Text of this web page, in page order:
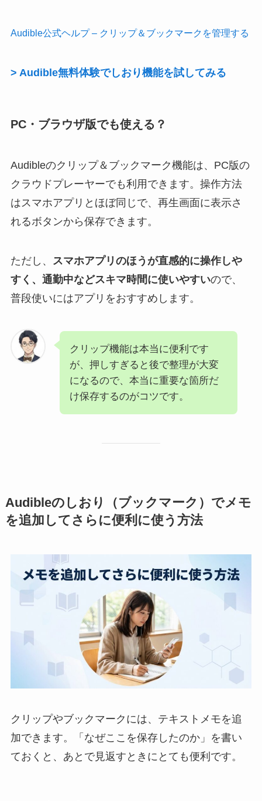
Audible公式ヘルプ – クリップ＆ブックマークを管理する
> Audible無料体験でしおり機能を試してみる
PC・ブラウザ版でも使える？
Audibleのクリップ＆ブックマーク機能は、PC版の
クラウドプレーヤーでも利用できます。操作方法
はスマホアプリとほぼ同じで、再生画面に表示さ
れるボタンから保存できます。
ただし、 スマホアプリのほうが直感的に操作しや
すく、通勤中などスキマ時間に使いやすいので、
普段使いにはアプリをおすすめします。
クリップ機能は本当に便利です
が、押しすぎると後で整理が大変
になるので、本当に重要な箇所だ
け保存するのがコツです。
Audibleのしおり（ブックマーク）でメモ
を追加してさらに便利に使う方法
クリップやブックマークには、テキストメモを追
加できます。「なぜここを保存したのか」を書い
ておくと、あとで見返すときにとても便利です。